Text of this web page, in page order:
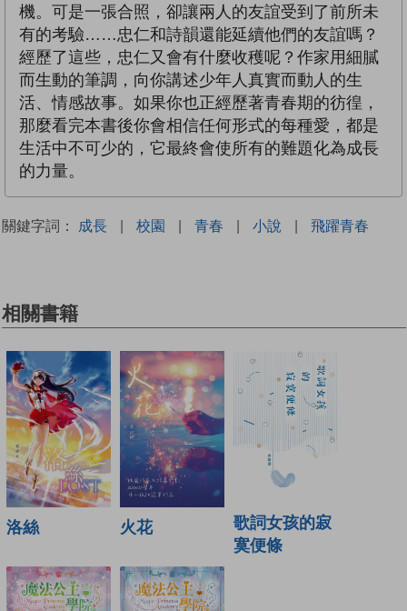
機。可是一張合照，卻讓兩人的友誼受到了前所未
有的考驗……忠仁和詩韻還能延續他們的友誼嗎？
經歷了這些，忠仁又會有什麼收穫呢？作家用細膩
而生動的筆調，向你講述少年人真實而動人的生
活、情感故事。如果你也正經歷著青春期的彷徨，
那麼看完本書後你會相信任何形式的每種愛，都是
生活中不可少的，它最終會使所有的難題化為成長
的力量。
關鍵字詞： 成長 | 校園 | 青春 | 小說 | 飛躍青春
相關書籍
洛絲 火花
歌詞女孩的寂
寞便條